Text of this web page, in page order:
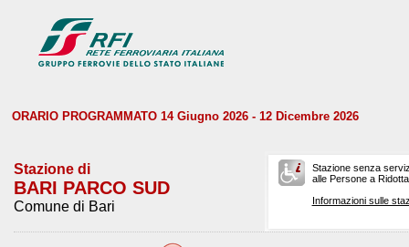
ORARIO PROGRAMMATO 14 Giugno 2026 - 12 Dicembre 2026
Stazione di
BARI PARCO SUD
Comune di Bari
Stazione senza
alle Persone a
Informazioni sulle